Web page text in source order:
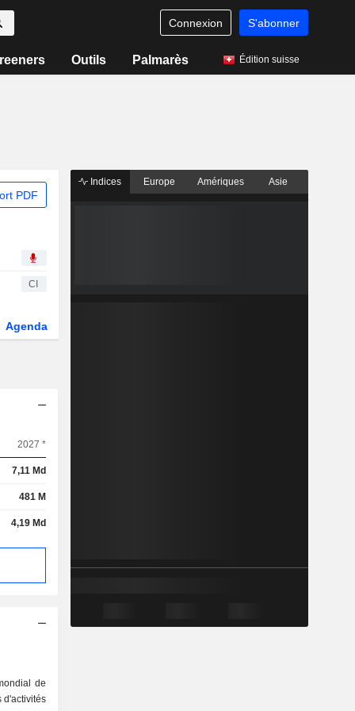
Connexion S'abonner
Outils Palmarès Édition suisse
PDF
CI
Agenda
2027 *
7,11 Md
481 M
4,19 Md
de
d'activités
Indices Europe Amériques Asie